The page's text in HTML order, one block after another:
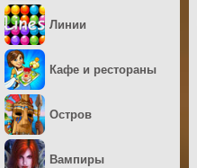
Линии
Кафе и рестораны
Остров
Вампиры